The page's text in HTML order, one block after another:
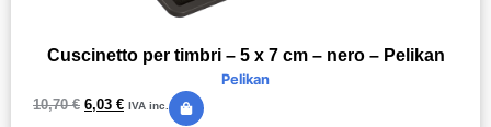
Cuscinetto per timbri – 5 x 7 cm – nero – Pelikan
Pelikan
10,70€ 6,03 € IVA inc.